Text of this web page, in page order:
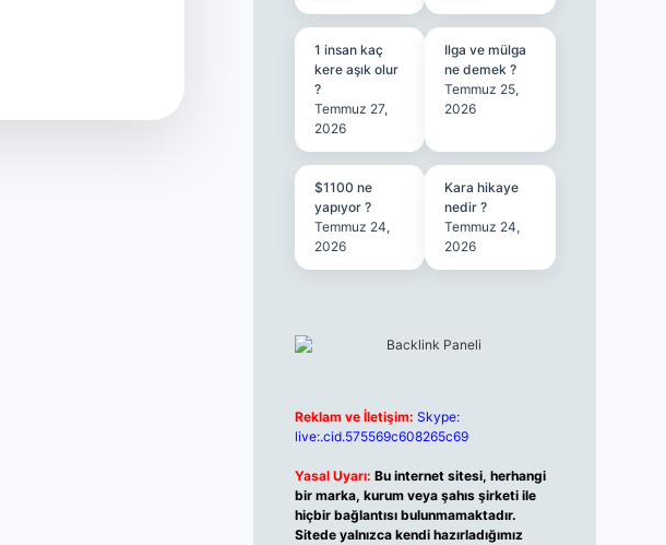
1 insan kaç
kere aşık olur
?
Temmuz 27,
2026
Ilga ve mülga
ne demek ?
Temmuz 25,
2026
$1100 ne
yapıyor ?
Temmuz 24,
2026
Kara hikaye
nedir ?
Temmuz 24,
2026
Reklam ve İletişim: Skype:
live:.cid.575569c608265c69
Yasal Uyarı: Bu internet sitesi, herhangi
bir marka, kurum veya şahıs şirketi ile
hiçbir bağlantısı bulunmamaktadır.
Sitede yalnızca kendi hazırladığımız